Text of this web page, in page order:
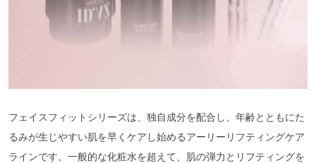
フェイスフィットシリーズは、独自成分を配合し、年齢とともにた
るみが生じやすい肌を早くケアし始めるアーリーリフティングケア
ラインです。一般的な化粧水を超えて、肌の弾力とリフティングを